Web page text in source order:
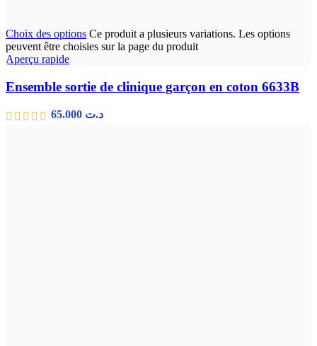
Choix des options Ce produit a plusieurs variations. Les options
peuvent être choisies sur la page du produit
Aperçu rapide
Ensemble sortie de clinique garçon en coton 6633B
د.ت